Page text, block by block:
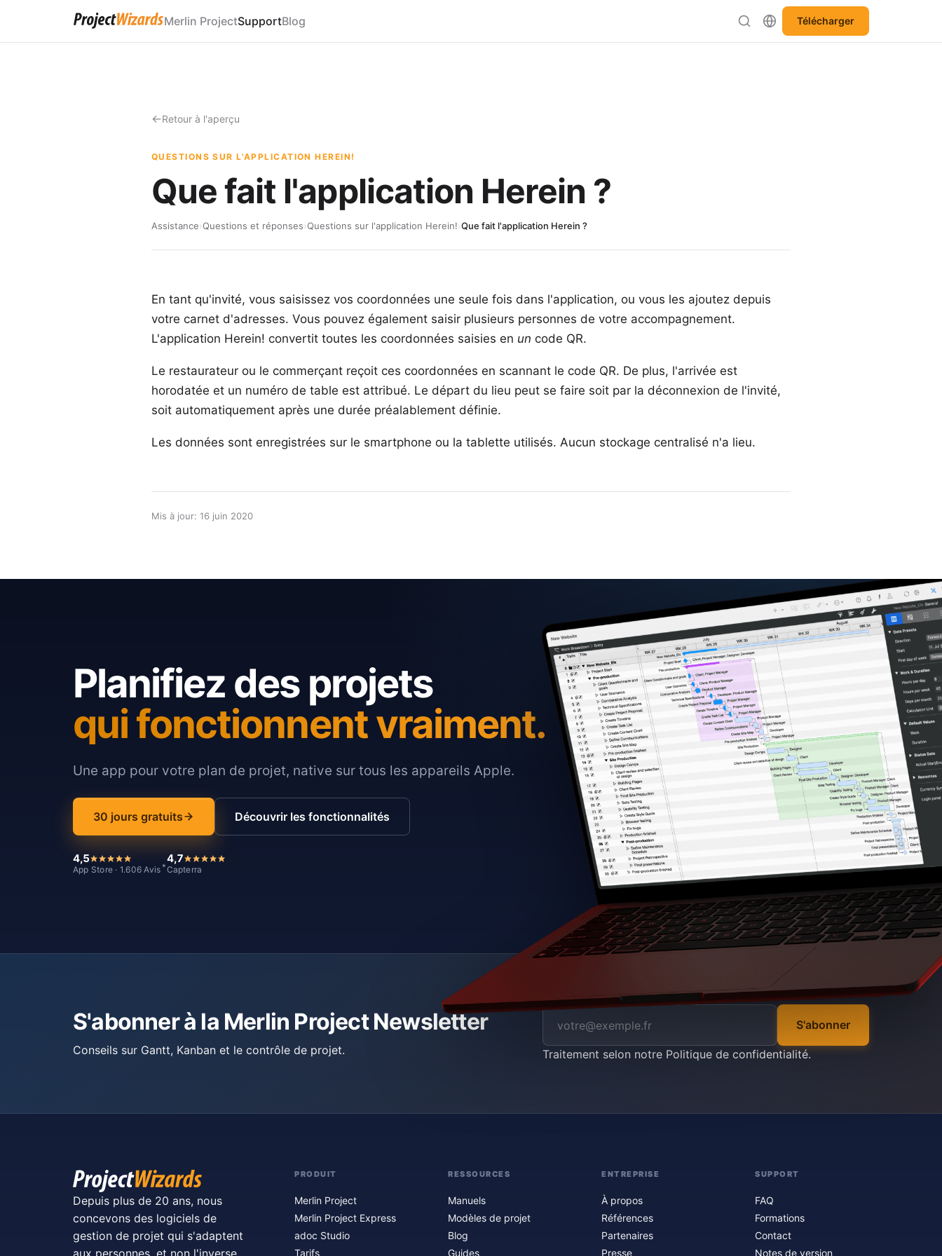
Merlin ProjectSupportBlog Télécharger
Retour à l'aperçu
QUESTIONS SUR L'APPLICATION HEREIN!
Que fait l'application Herein ?
Assistance›Questions et réponses›Questions sur l'application Herein!›Que fait l'application Herein ?
En tant qu'invité, vous saisissez vos coordonnées une seule fois dans l'application, ou vous les ajoutez depuis
votre carnet d'adresses. Vous pouvez également saisir plusieurs personnes de votre accompagnement.
L'application Herein! convertit toutes les coordonnées saisies en un code QR.
Le restaurateur ou le commerçant reçoit ces coordonnées en scannant le code QR. De plus, l'arrivée est
horodatée et un numéro de table est attribué. Le départ du lieu peut se faire soit par la déconnexion de l'invité,
soit automatiquement après une durée préalablement définie.
Les données sont enregistrées sur le smartphone ou la tablette utilisés. Aucun stockage centralisé n'a lieu.
Mis à jour: 16 juin 2020
Planifiez des projets
qui fonctionnent vraiment.
Une app pour votre plan de projet, native sur tous les appareils Apple.
30 jours gratuits Découvrir les fonctionnalités
4,5
App Store · 1.606 Avis *
4,7
Capterra
S'abonner à la Merlin Project Newsletter
Conseils sur Gantt, Kanban et le contrôle de projet.
S'abonner
Traitement selon notre Politique de confidentialité.
Depuis plus de 20 ans, nous
concevons des logiciels de
gestion de projet qui s'adaptent
aux personnes, et non l'inverse.
PRODUIT
Merlin Project
Merlin Project Express
adoc Studio
Tarifs
RESSOURCES
Manuels
Modèles de projet
Blog
Guides
ENTREPRISE
À propos
Références
Partenaires
Presse
SUPPORT
FAQ
Formations
Contact
Notes de version